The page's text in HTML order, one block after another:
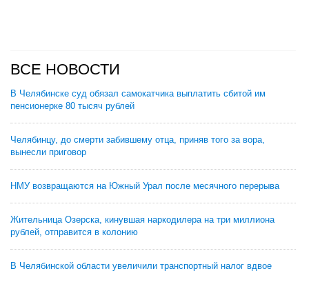
ВСЕ НОВОСТИ
В Челябинске суд обязал самокатчика выплатить сбитой им
пенсионерке 80 тысяч рублей
Челябинцу, до смерти забившему отца, приняв того за вора,
вынесли приговор
НМУ возвращаются на Южный Урал после месячного перерыва
Жительница Озерска, кинувшая наркодилера на три миллиона
рублей, отправится в колонию
В Челябинской области увеличили транспортный налог вдвое